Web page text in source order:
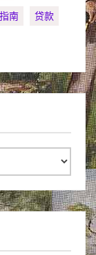
南
贷款